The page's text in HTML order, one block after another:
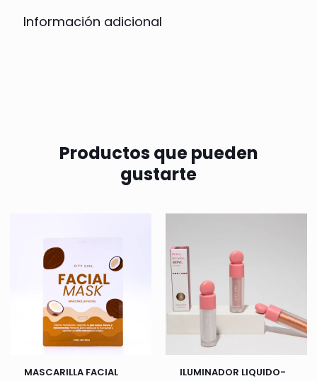
Información adicional
Productos que pueden
gustarte
MASCARILLA FACIAL
ILUMINADOR LIQUIDO-